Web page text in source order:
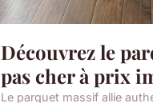
Découvrez le
pas cher à prix
Le parquet massif allie